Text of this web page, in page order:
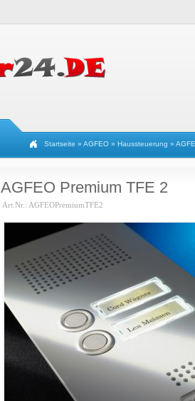
Startseite » AGFEO » Haussteuerung »
AGFEO Premium TFE 2
Art.Nr.: AGFEOPremiumTFE2